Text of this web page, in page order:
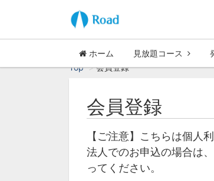
ホーム 見放題コース
Top
会員登録
会員登録
【ご注意】こちらは個人
法人でのお申込の場合は、
ってください。